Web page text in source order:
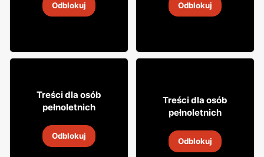
18 sie 2026
Odblokuj
18 sie 2026
Odblokuj
49 99
18 sie 2026
Treści dla osób
pełnoletnich
Odblokuj
2999
Wódka Żołądkowa Gorzka
18 sie 2026
Treści dla osób
pełnoletnich
Odblokuj